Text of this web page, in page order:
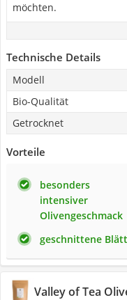
möchten.
Technische Details
Modell
Bio-Qualität
Getrocknet
Vorteile
besonders
intensiver
Olivengeschmack
geschnittene
Valley of Tea